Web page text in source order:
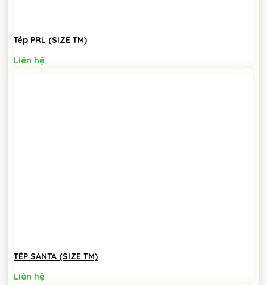
Tép PRL (SIZE TM)
Liên hệ
TÉP SANTA (SIZE TM)
Liên hệ